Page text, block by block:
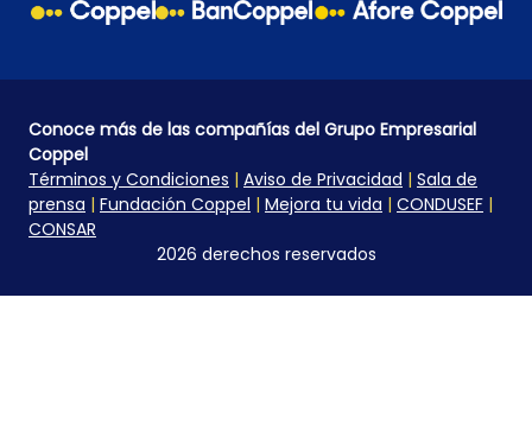
Conoce más de las compañías del Grupo Empresarial
Coppel
Términos y Condiciones | Aviso de Privacidad | Sala de
prensa | Fundación Coppel | Mejora tu vida | CONDUSEF |
CONSAR
2026 derechos reservados